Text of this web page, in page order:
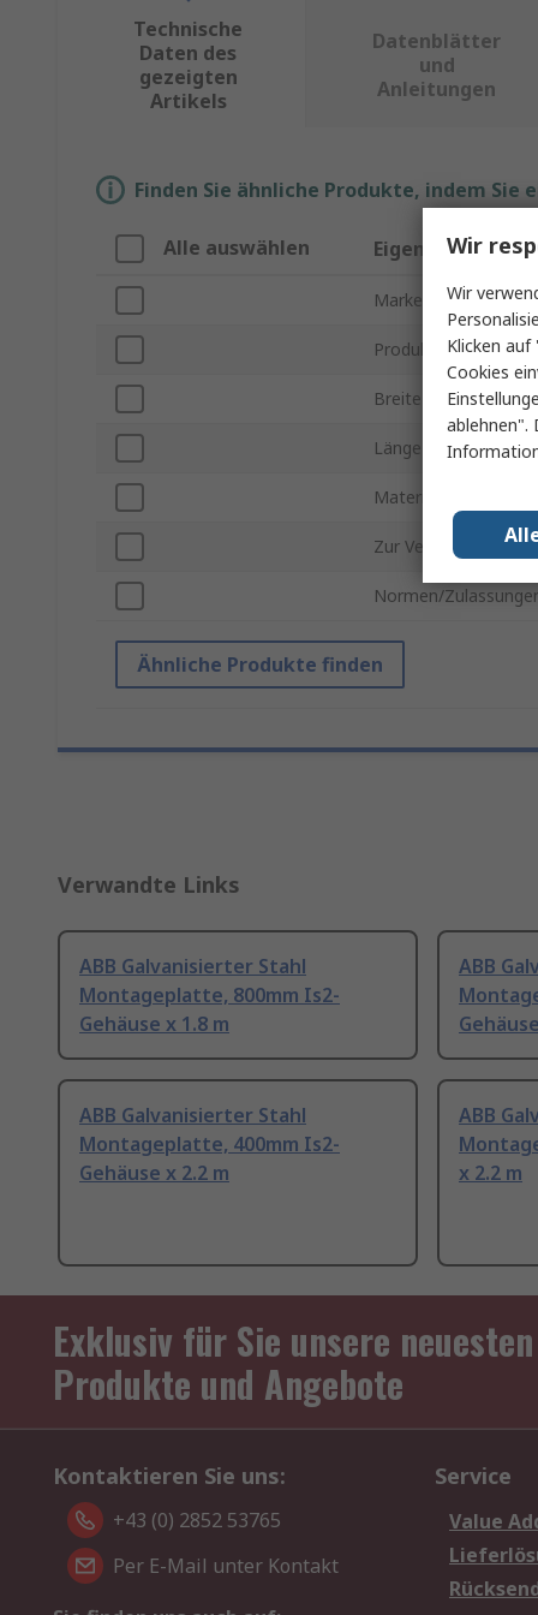
Technische
Daten des
gezeigten
Artikels
Datenblätter
und
Anleitungen
Finden Sie ähnliche Produkte, indem
Alle auswählen Eigenschaft
Marke
Produkt Typ
Breite
Länge
Material
Zur Verwendung mit
Normen/
Ähnliche Produkte finden
Verwandte Links
ABB Galvanisierter Stahl
Montageplatte, 800mm Is2-
Gehäuse x 1.8 m
ABB
ABB Galvanisierter Stahl
Montageplatte, 400mm Is2-
Gehäuse x 2.2 m
ABB
x 2.2 m
Exklusiv für Sie unsere neuesten
Produkte und Angebote
Kontaktieren Sie uns:
+43 (0) 2852 53765
Per E-Mail unter Kontakt
Service
Value
Wir
Wir
Klicken
Cookies
ablehnen".